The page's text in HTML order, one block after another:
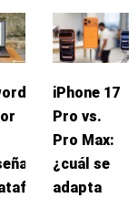
iPhone 17
Pro vs.
Pro Max:
¿cuál se
adapta